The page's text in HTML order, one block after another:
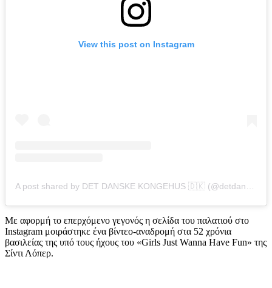
View this post on Instagram
Με αφορμή το επερχόμενο γεγονός η σελίδα του παλατιού στο
Instagram μοιράστηκε ένα βίντεο-αναδρομή στα 52 χρόνια
βασιλείας της υπό τους ήχους του «Girls Just Wanna Have Fun» της
Σίντι Λόπερ.